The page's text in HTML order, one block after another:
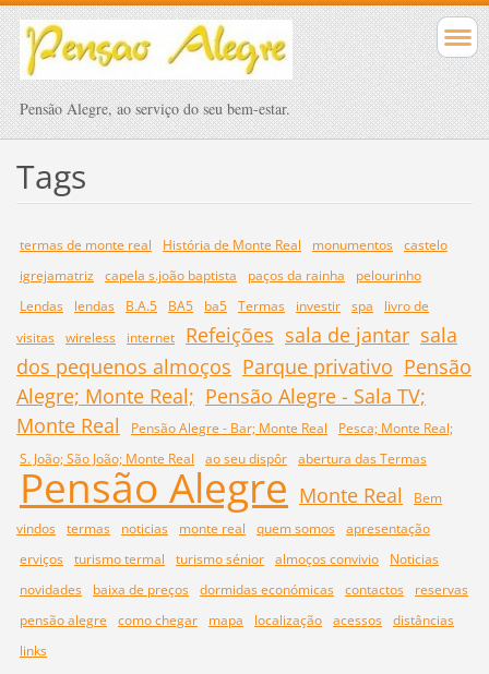
Pensão Alegre, ao serviço do seu bem-estar.
Tags
termas de monte real História de Monte Real monumentos castelo
igrejamatriz capela s.joão baptista paços da rainha
pelourinho
Lendas
lendas B.A.5 BA5 ba5 Termas investir spa
livro de
visitas wireless internet Refeições sala de jantar sala
dos pequenos almoços Parque privativo Pensão
Alegre; Monte Real; Pensão Alegre - Sala TV;
Monte Real
Pensão Alegre - Bar; Monte Real
Pesca; Monte Real;
S. João; São João; Monte Real
ao seu dispôr abertura das Termas
Pensão Alegre Monte Real
Bem
vindos termas noticias monte real quem somos apresentação
erviços turismo termal turismo sénior almoços convivio
Noticias
novidades
baixa de preços dormidas económicas contactos
reservas
pensão alegre
como chegar mapa localização acessos distâncias
links